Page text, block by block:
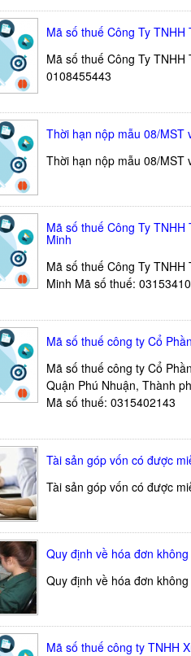
Mã số thuế Công Ty TNHH
Mã số thuế Công Ty
0108455443
Thời hạn nộp mẫu 08/MST
Thời hạn nộp mẫu 08/MST
Mã số thuế Công Ty
Minh
Mã số thuế Công Ty
Minh Mã số thuế:
Mã số thuế công ty Cổ
Mã số thuế công ty Cổ
Quận Phú Nhuận, Thành
Mã số thuế: 0315402143
Tài sản góp vốn có được
Tài sản góp vốn có được
Quy định về hóa đơn
Quy định về hóa đơn
Mã số thuế công ty TNHH